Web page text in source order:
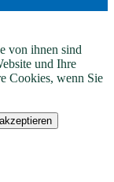
von ihnen sind
und Ihre
Cookies, wenn Sie